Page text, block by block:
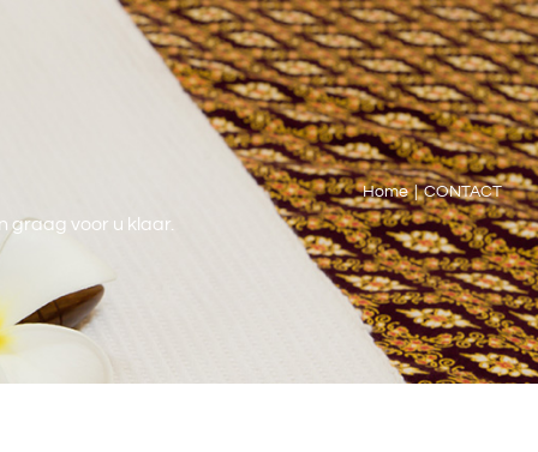
graag voor u klaar.
Home CONTACT